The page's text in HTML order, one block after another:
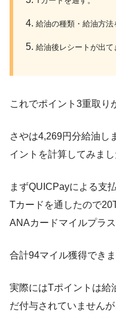
給油の種類・給油方法
給油後レシートが出て
これでポイント3重取り
さやは4,269円分給油し
イントを計算してみまし
まずQUICPayによる支
Tカードを通したので
ANAカードマイルプラ
合計94マイル獲得できま
実際にはTポイントは給
だ付与されていませんが